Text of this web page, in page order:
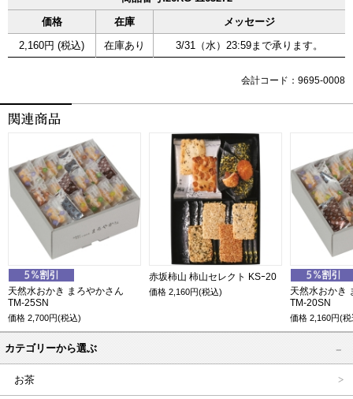
価格
在庫
メッセージ
2,160円 (税込)
在庫あり 3/31（水）23:59まで承ります。
会計コード：9695-0008
天然水おかき まろやかさん
TM-25SN
価格 2,700円(税込)
赤坂柿山 柿山セレクト KSｰ20
価格2,160円(税込)
天然水おかき
TM-20SN
価格2,160円(
カテゴリーから選ぶ
お茶